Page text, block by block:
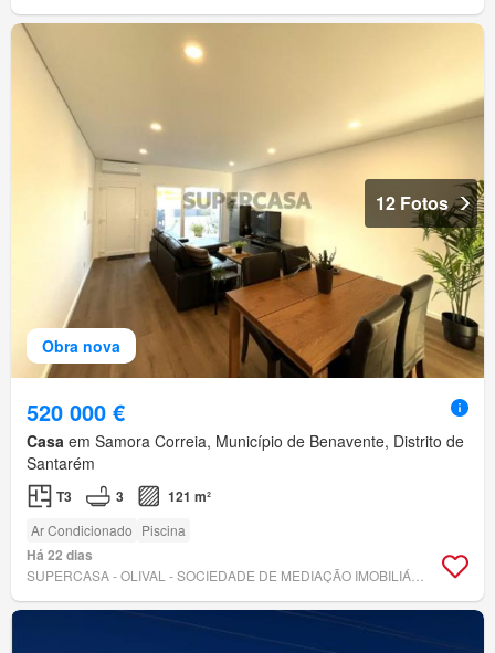
Obra nova
12 Fotos
520 000 €
Casa em Samora Correia, Município de Benavente, Distrito de
Santarém
T3 3 121 m²
Ar Condicionado Piscina
Há 22 dias